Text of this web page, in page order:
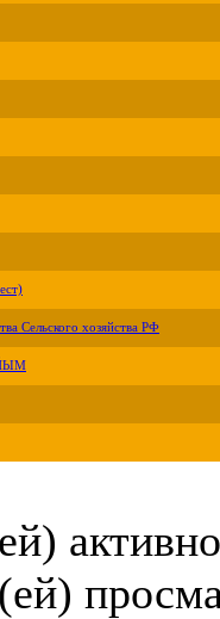
Сельского хозяйства РФ
активно